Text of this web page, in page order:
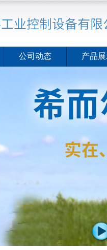
公司动态 产品